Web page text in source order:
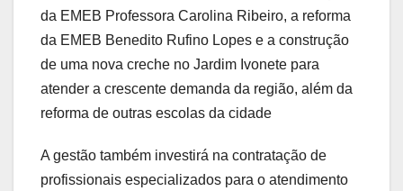
da EMEB Professora Carolina Ribeiro, a reforma
da EMEB Benedito Rufino Lopes e a construção
de uma nova creche no Jardim Ivonete para
atender a crescente demanda da região, além da
reforma de outras escolas da cidade
A gestão também investirá na contratação de
profissionais especializados para o atendimento